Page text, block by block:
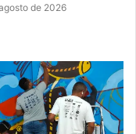
Prefeitura de
de 2026